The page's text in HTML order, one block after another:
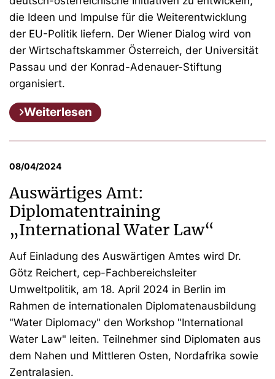
die Ideen und Impulse für die Weiterentwicklung
der EU-Politik liefern. Der Wiener Dialog wird von
der Wirtschaftskammer Österreich, der Universität
Passau und der Konrad-Adenauer-Stiftung
organisiert.
Weiterlesen
08/04/2024
Auswärtiges Amt:
Diplomatentraining
„International Water Law“
Auf Einladung des Auswärtigen Amtes wird Dr.
Götz Reichert, cep-Fachbereichsleiter
Umweltpolitik, am 18. April 2024 in Berlin im
Rahmen de internationalen Diplomatenausbildung
"Water Diplomacy" den Workshop "International
Water Law" leiten. Teilnehmer sind Diplomaten aus
dem Nahen und Mittleren Osten, Nordafrika sowie
Zentralasien.